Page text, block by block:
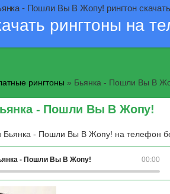
- Пошли Вы В Жопу! рингтон скачать
рингтоны на
рингтоны » Бьянка - Пошли Вы В
- Пошли Вы В Жопу!
Бьянка - Пошли Вы В Жопу! на телефон
00:00
- Пошли Вы В Жопу!